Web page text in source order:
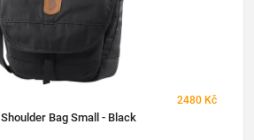
2480 Kč
Bag Small - Black